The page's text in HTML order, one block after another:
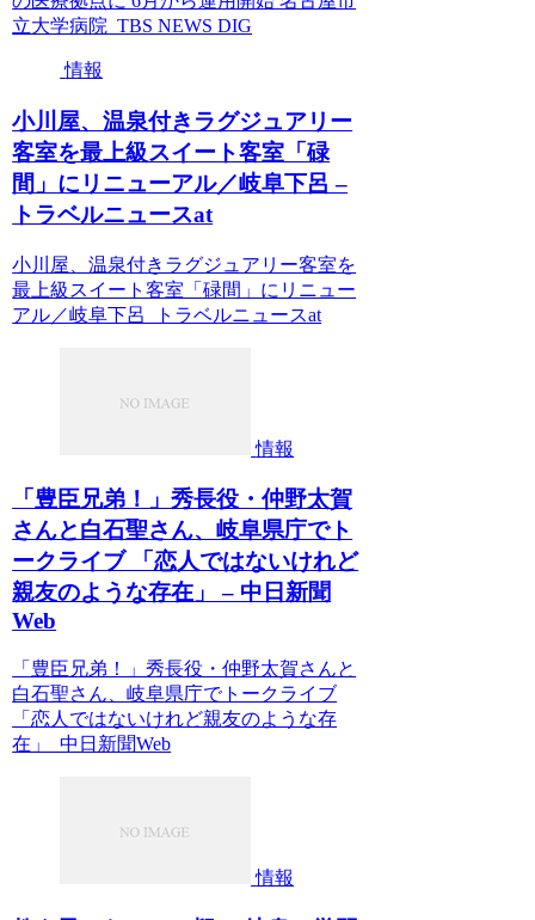
立大学病院 TBS NEWS DIG
情報
小川屋、温泉付きラグジュアリー
客室を最上級スイート客室「碌
間」にリニューアル／岐阜下呂 –
トラベルニュースat
小川屋、温泉付きラグジュアリー客室を
最上級スイート客室「碌間」にリニュー
アル／岐阜下呂 トラベルニュースat
情報
「豊臣兄弟！」秀長役・仲野太賀
さんと白石聖さん、岐阜県庁でト
ークライブ 「恋人ではないけれど
親友のような存在」 – 中日新聞
Web
「豊臣兄弟！」秀長役・仲野太賀さんと
白石聖さん、岐阜県庁でトークライブ
「恋人ではないけれど親友のような存
在」 中日新聞Web
情報